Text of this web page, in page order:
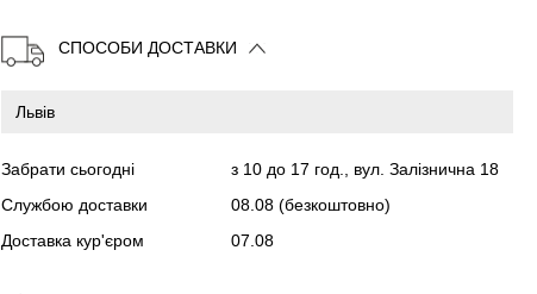
Копіювати
СПОСОБИ ДОСТАВКИ
Забрати сьогодні
з 10 до 17 год., вул. Залізнична 18
Службою доставки
08.08 (безкоштовно)
Доставка кур'єром
07.08